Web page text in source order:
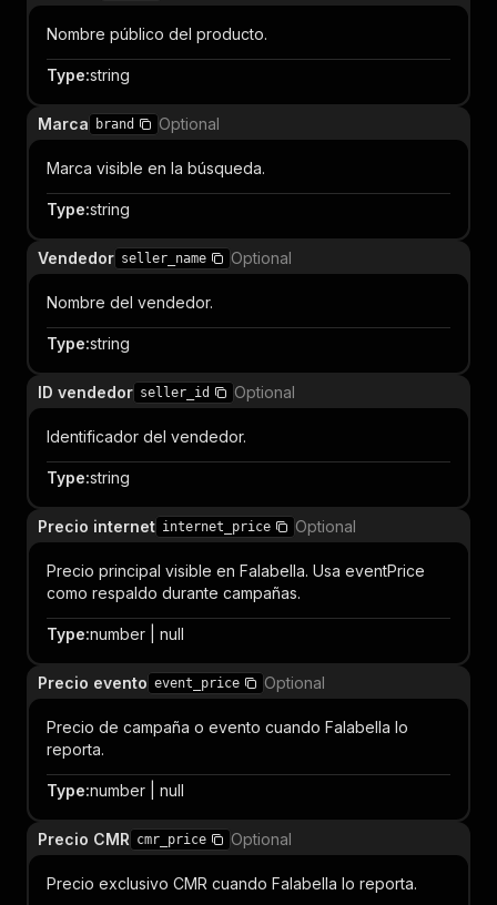
Nombre público del producto.
Type:string
Marca brand Optional
Marca visible en la búsqueda.
Type:string
Vendedor seller_name Optional
Nombre del vendedor.
Type:string
ID vendedor seller_id Optional
Identificador del vendedor.
Type:string
Precio internet internet_price Optional
Precio principal visible en Falabella. Usa eventPrice
como respaldo durante campañas.
Type:number | null
Precio evento event_price Optional
Precio de campaña o evento cuando Falabella lo
reporta.
Type:number | null
Precio CMR cmr_price Optional
Precio exclusivo CMR cuando Falabella lo reporta.